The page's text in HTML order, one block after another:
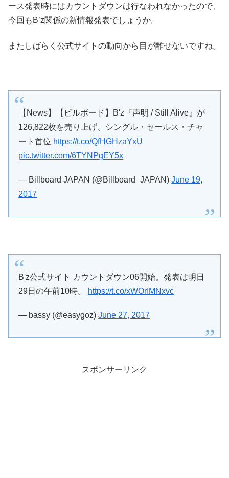
ース発表時にはカウントダウンは行なわれなかったので、
今回もB’z関係の新情報発表でしょうか。
またしばらく公式サイトの動向から目が離せないですね。
【News】【ビルボード】B'z『声明 / Still Alive』が
126,822枚を売り上げ、シングル・セールス・チャ
ート首位 https://t.co/QfHGHzaYxU
pic.twitter.com/6TYNPgEY5x
— Billboard JAPAN (@Billboard_JAPAN)June 19,
2017
B'z公式サイト カウントダウン06開始。発表は明日
29日の午前10時。
https://t.co/xWOrIMNxvc
— bassy (@easygoz)June 27, 2017
スポンサーリンク